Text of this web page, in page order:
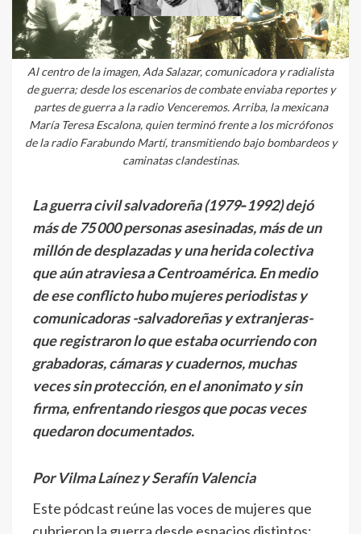
Al centro de la imagen, Ada Salazar, comunicadora y radialista
de guerra; desde los escenarios de combate enviaba reportes y
partes de guerra a la radio Venceremos. Arriba, la mexicana
María Teresa Escalona, quien terminó frente a los micrófonos
de la radio Farabundo Martí, transmitiendo bajo bombardeos y
caminatas clandestinas.
La guerra civil salvadoreña (1979‑1992) dejó
más de 75 000 personas asesinadas, más de un
millón de desplazadas y una herida colectiva
que aún atraviesa a Centroamérica. En medio
de ese conflicto hubo mujeres periodistas y
comunicadoras -salvadoreñas y extranjeras-
que registraron lo que estaba ocurriendo con
grabadoras, cámaras y cuadernos, muchas
veces sin protección, en el anonimato y sin
firma, enfrentando riesgos que pocas veces
quedaron documentados.
Por Vilma Laínez y Serafín Valencia
Este pódcast reúne las voces de mujeres que